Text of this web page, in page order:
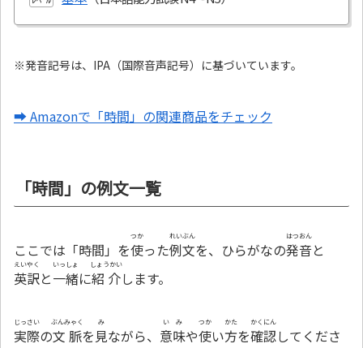
※発音記号は、IPA（国際音声記号）に基づいています。
➡ Amazonで「時間」の関連商品をチェック
「時間」の例文一覧
ここでは「時間」を使
つか
った例文
れいぶん
を、ひらがなの発音
はつおん
と
英訳
えいやく
と一緒
いっしょ
に紹介
しょうかい
します。
実際
じっさい
の文脈
ぶんみゃく
を見
み
ながら、 意味
いみ
や使
つか
い方
かた
を確認
かくにん
してくださ